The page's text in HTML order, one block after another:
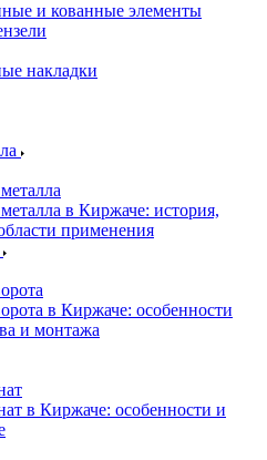
и кованные элементы
накладки
в Киржаче: история,
применения
в Киржаче: особенности
и монтажа
в Киржаче: особенности и